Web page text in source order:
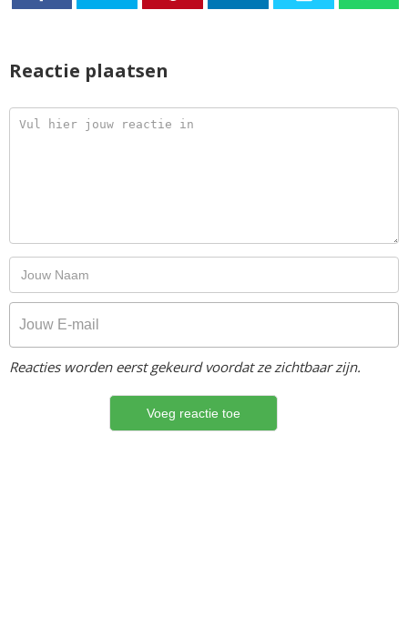
Reactie plaatsen
Reacties worden eerst gekeurd voordat ze zichtbaar zijn.